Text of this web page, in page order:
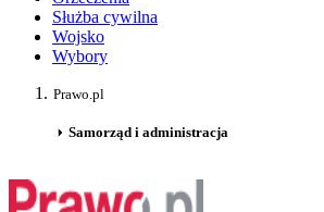
Służba cywilna
Wojsko
Wybory
Prawo.pl
Samorząd i administracja